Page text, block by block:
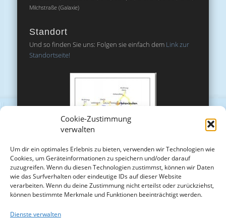
Cookie-Zustimmung
verwalten
Um dir ein optimales Erlebnis zu bieten, verwenden wir Technologien wie
Cookies, um Geräteinformationen zu speichern und/oder darauf
zuzugreifen. Wenn du diesen Technologien zustimmst, können wir Daten
wie das Surfverhalten oder eindeutige IDs auf dieser Website
verarbeiten. Wenn du deine Zustimmung nicht erteilst oder zurückziehst,
können bestimmte Merkmale und Funktionen beeinträchtigt werden.
Dienste verwalten
Milchstraße (Galaxie)
Standort
Und so finden Sie uns: Folgen sie einfach dem Link zur
Standortseite!